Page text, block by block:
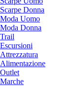
Scarpe Donna
Moda Uomo
Moda Donna
Trail
Escursioni
Attrezzatura
Alimentazione
Outlet
Marche